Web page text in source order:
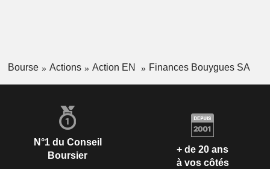
Bourse Actions Action EN Finances Bouygues SA
N°1 du Conseil
Boursier
+ de 20 ans
à vos côtés